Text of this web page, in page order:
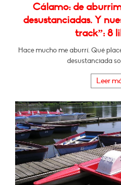
Cálamo: de
desustanciadas. Y
track”: 8
Hace mucho me aburrí. Qué
desustanciada
Leer